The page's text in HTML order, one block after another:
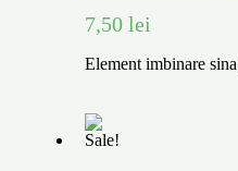
7,50 lei
Element imbinare
Sale!